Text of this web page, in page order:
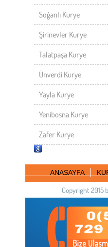
Soğanlı Kurye
Şirinevler Kurye
Talatpaşa Kurye
Ünverdi Kurye
Yayla Kurye
Yenibosna Kurye
Zafer Kurye
ANASAYFA
Copyright 2015